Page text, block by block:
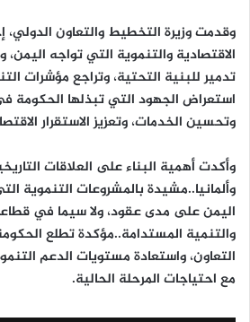
وقدمت وزيرة التخطيط والتعاون
الاقتصادية والتنموية التي تواجه
تدمير للبنية التحتية، وتراجع مؤشرات
استعراض الجهود التي تبذلها الحكومة
وتحسين الخدمات، وتعزيز الاستقرار
وأكدت أهمية البناء على العلاقات
وألمانيا..مشيدة بالمشروعات التنموية
اليمن على مدى عقود، ولا سيما في
والتنمية المستدامة..مؤكدة تطلع
التعاون، واستعادة مستويات الدعم
مع احتياجات المرحلة الحالية.